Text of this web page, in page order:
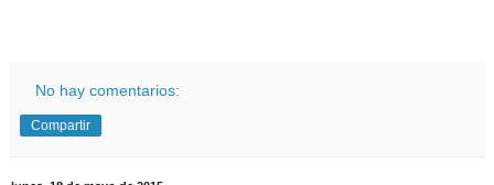
No hay comentarios:
Compartir